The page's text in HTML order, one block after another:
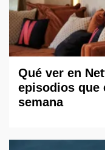
Qué ver en
episodios que
semana